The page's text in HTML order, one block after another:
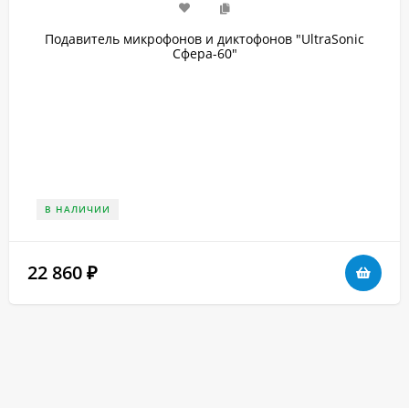
Подавитель микрофонов и диктофонов "UltraSonic
Сфера-60"
В НАЛИЧИИ
22 860 ₽